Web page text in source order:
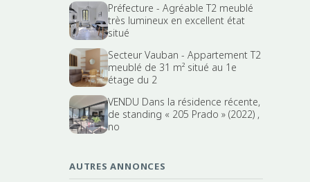
Préfecture - Agréable T2 meublé
très lumineux en excellent état
situé
Secteur Vauban - Appartement T2
meublé de 31 m² situé au 1e
étage du 2
VENDU Dans la résidence récente,
de standing « 205 Prado » (2022) ,
no
AUTRES ANNONCES